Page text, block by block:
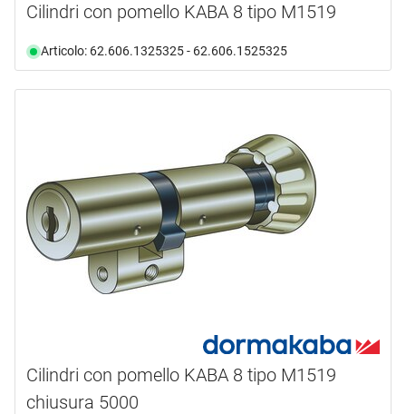
Cilindri con pomello KABA 8 tipo M1519
Articolo: 62.606.1325325 - 62.606.1525325
Cilindri con pomello KABA 8 tipo M1519
chiusura 5000